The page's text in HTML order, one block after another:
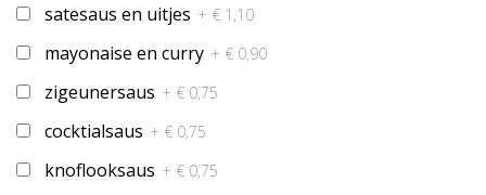
satesaus en uitjes + € 1,10
mayonaise en curry + € 0,90
zigeunersaus + € 0,75
cocktialsaus + € 0,75
knoflooksaus + € 0,75